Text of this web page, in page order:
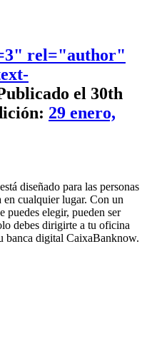
rel="author"
el 30th
29 enero,
diseñado para las personas
cualquier lugar. Con un
puedes elegir, pueden ser
debes dirigirte a tu oficina
banca digital CaixaBanknow.